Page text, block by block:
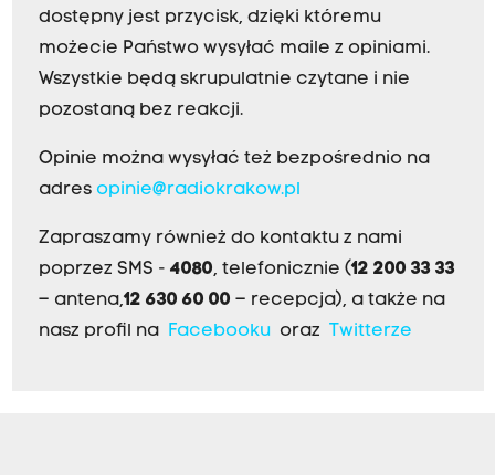
dostępny jest przycisk, dzięki któremu
możecie Państwo wysyłać maile z opiniami.
Wszystkie będą skrupulatnie czytane i nie
pozostaną bez reakcji.
Opinie można wysyłać też bezpośrednio na
adres opinie@radiokrakow.pl
Zapraszamy również do kontaktu z nami
poprzez SMS - 4080, telefonicznie (12 200 33 33
– antena,12 630 60 00 – recepcja), a także na
nasz profil na Facebookuoraz Twitterze